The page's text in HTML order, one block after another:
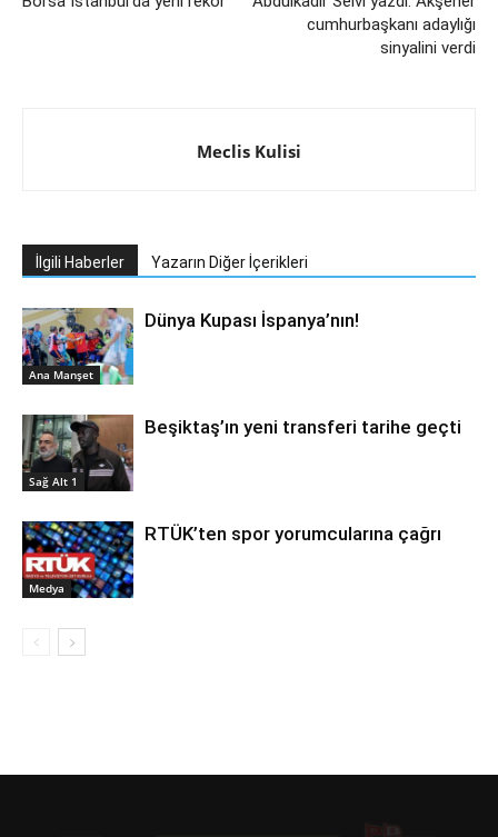
cumhurbaşkanı adaylığı
sinyalini verdi
Meclis Kulisi
İlgili Haberler Yazarın Diğer İçerikleri
Ana Manşet
Dünya Kupası İspanya’nın!
Sağ Alt 1
Beşiktaş’ın yeni transferi tarihe geçti
Medya
RTÜK’ten spor yorumcularına çağrı